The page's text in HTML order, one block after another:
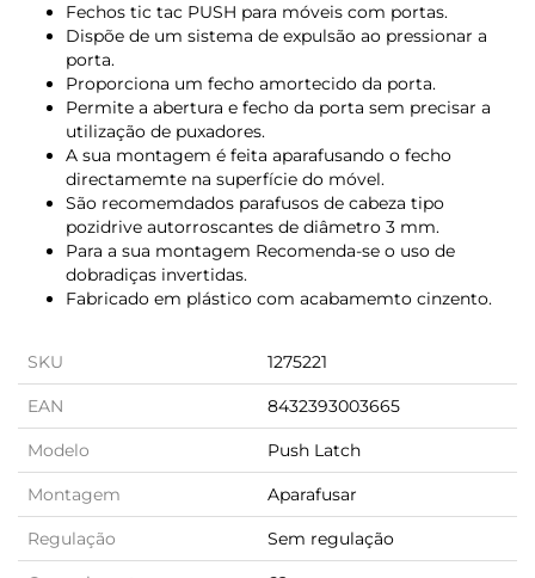
Fechos tic tac PUSH para móveis com portas.
Dispõe de um sistema de expulsão ao pressionar a
porta.
Proporciona um fecho amortecido da porta.
Permite a abertura e fecho da porta sem precisar a
utilização de puxadores.
A sua montagem é feita aparafusando o fecho
directamemte na superfície do móvel.
São recomemdados parafusos de cabeza tipo
pozidrive autorroscantes de diâmetro 3 mm.
Para a sua montagem Recomenda-se o uso de
dobradiças invertidas.
Fabricado em plástico com acabamemto cinzento.
SKU 1275221
EAN 8432393003665
Modelo Push Latch
Montagem Aparafusar
Regulação Sem regulação